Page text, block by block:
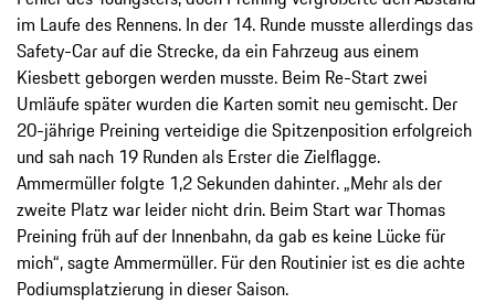
im Laufe des Rennens. In der 14. Runde musste allerdings das
Safety-Car auf die Strecke, da ein Fahrzeug aus einem
Kiesbett geborgen werden musste. Beim Re-Start zwei
Umläufe später wurden die Karten somit neu gemischt. Der
20-jährige Preining verteidige die Spitzenposition erfolgreich
und sah nach 19 Runden als Erster die Zielflagge.
Ammermüller folgte 1,2 Sekunden dahinter. „Mehr als der
zweite Platz war leider nicht drin. Beim Start war Thomas
Preining früh auf der Innenbahn, da gab es keine Lücke für
mich“, sagte Ammermüller. Für den Routinier ist es die achte
Podiumsplatzierung in dieser Saison.